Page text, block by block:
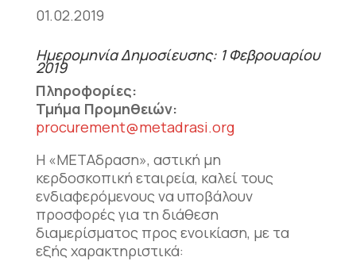
01.02.2019
Ημερομηνία Δημοσίευσης: 1 Φεβρουαρίου
2019
Πληροφορίες:
Τμήμα Προμηθειών:
procurement@metadrasi.org
Η «ΜΕΤΑδραση», αστική µη
κερδοσκοπική εταιρεία, καλεί τους
ενδιαφερόμενους να υποβάλουν
προσφορές για τη διάθεση
διαμερίσματος προς ενοικίαση, με τα
εξής χαρακτηριστικά: